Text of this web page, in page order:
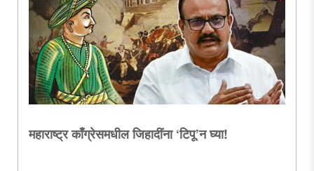
महाराष्ट्र काँग्रेसमधील जिहादींना ‘टिपू’न घ्या!